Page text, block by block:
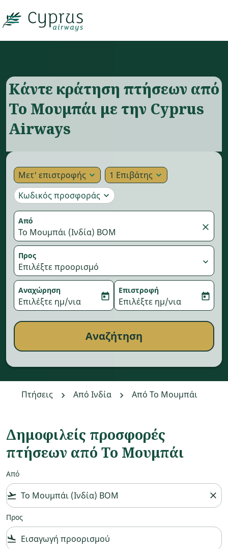

Κάντε κράτηση πτήσεων από
Το Μουμπάι με την Cyprus
Airways
Μετ' επιστροφής expand_more 1 Επιβάτης expand_more
Κωδικός προσφοράς expand_more
Από
Το Μουμπάι (Ινδία) BOM close
Προς
Επιλέξτε προορισμό expand_more
Αναχώρηση
fc-booking-departure-date-aria-label
Επιλέξτε ημ/νια today
Επιστροφή
fc-booking-return-date-
Επιλέξτε ημ/νια today
Αναζήτηση
Πτήσεις Από Ινδία Από Το Μουμπάι
Δημοφιλείς προσφορές
πτήσεων από Το Μουμπάι
Από
flight_takeoff close
Προς
flight_land